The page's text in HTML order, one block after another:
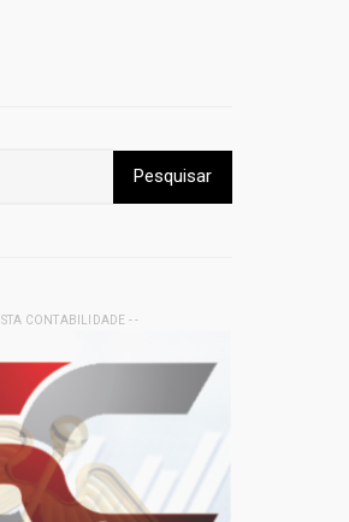
CONTABILIDADE - -